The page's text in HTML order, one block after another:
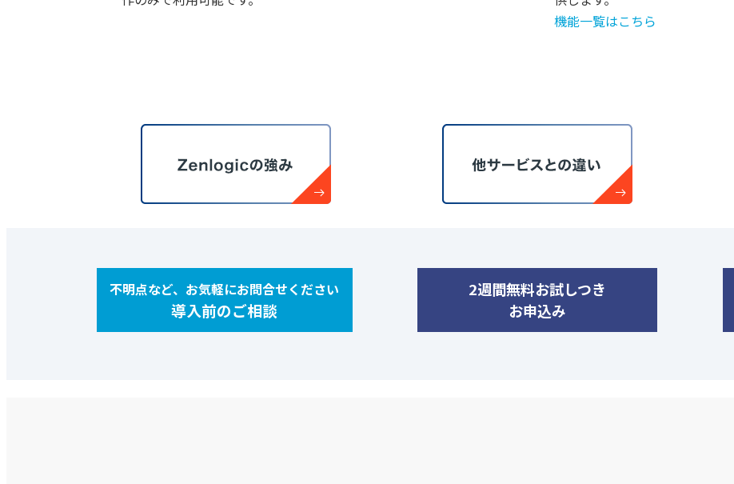
機能一覧はこちら
不明点など、お気軽にお問合せください
導入前のご相談
2週間無料お試しつき
お申込み